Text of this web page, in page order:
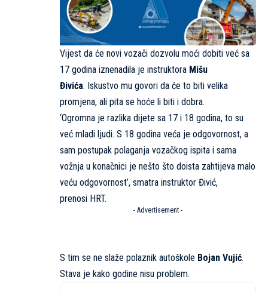
Vijest da će novi vozači dozvolu moći dobiti već sa
17 godina iznenadila je instruktora Mišu
Đivića. Iskustvo mu govori da će to biti velika
promjena, ali pita se hoće li biti i dobra.
‘Ogromna je razlika dijete sa 17 i 18 godina, to su
već mladi ljudi. S 18 godina veća je odgovornost, a
sam postupak polaganja vozačkog ispita i sama
vožnja u konačnici je nešto što doista zahtijeva malo
veću odgovornost’, smatra instruktor Đivić,
prenosi HRT.
- Advertisement -
S tim se ne slaže polaznik autoškole Bojan Vujić.
Stava je kako godine nisu problem.